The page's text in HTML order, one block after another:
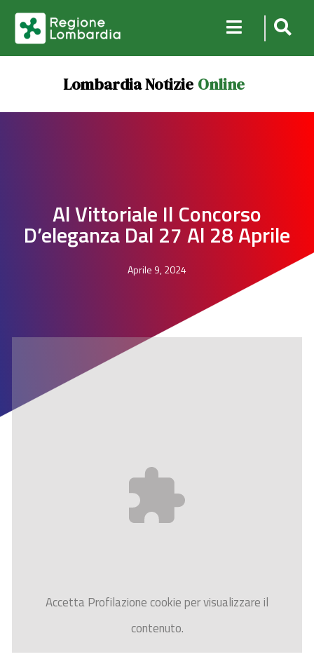
Lombardia Notizie Online
Al Vittoriale Il Concorso
D’eleganza Dal 27 Al 28 Aprile
Aprile 9, 2024
AccettaProfilazionecookie per visualizzare il
contenuto.